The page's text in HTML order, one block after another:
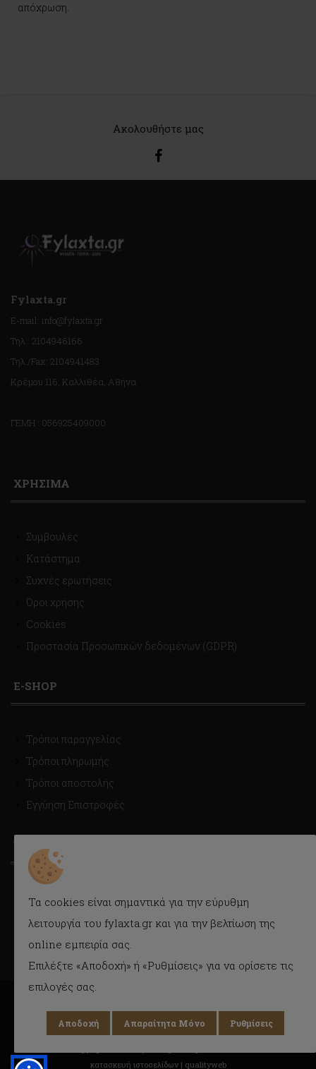
απόχρωση.
Ακολουθήστε μας
Fylaxta.gr
E-mail: info@fylaxta.gr
Τηλ.: 2104946166
Τηλ./Fax: 2104941483
Κρέμου 116, Καλλιθέα, Αθήνα
ΓΕΜΗ : 056925409000
ΧΡΗΣΙΜΑ
Συμβουλές
Κατάστημα
Συχνές ερωτήσεις
Όροι χρήσης
Cookies
Προστασία Προσωπικών δεδομένων (GDPR)
E-SHOP
Τρόποι παραγγελίας
Τρόποι πληρωμής
Τρόποι αποστολής
Εγγύηση Επιστροφές
ΤΡΟΠΟΙ ΑΠΟΣΤΟΛΗΣ
Με Courier εύκολα και γρήγορα στην πόρτα σας.
Δυνατότητα παραλαβής και από το κατάστημα.
κατασκευή ιστοσελίδων | qualityweb
Τα cookies είναι σημαντικά για την εύρυθμη
λειτουργία του fylaxta.gr και για την βελτίωση της
online εμπειρία σας.
Επιλέξτε «Αποδοχή» ή «Ρυθμίσεις» για να ορίσετε τις
επιλογές σας.
Αποδοχή Απαραίτητα Μόνο Ρυθμίσεις